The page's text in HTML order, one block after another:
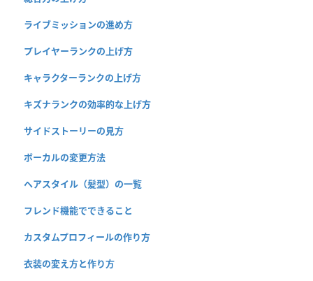
ライブミッションの進め方
プレイヤーランクの上げ方
キャラクターランクの上げ方
キズナランクの効率的な上げ方
サイドストーリーの見方
ボーカルの変更方法
ヘアスタイル（髪型）の一覧
フレンド機能でできること
カスタムプロフィールの作り方
衣装の変え方と作り方